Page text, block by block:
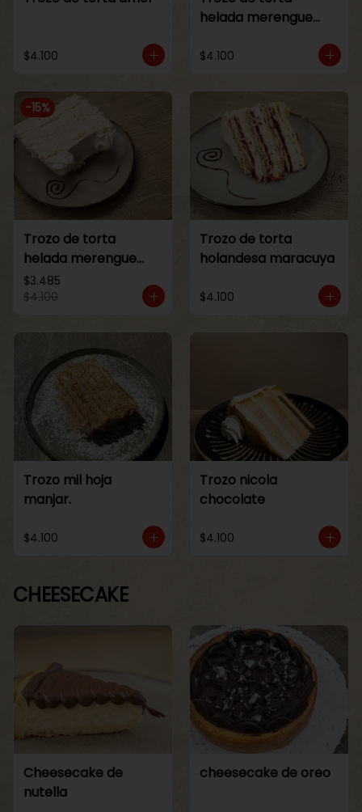
$4.100
helada merengue
$4.100
-15%
Trozo de torta
helada merengue
lucuma
$3.485
$4.100
Trozo de torta
holandesa maracuya
$4.100
Trozo mil hoja
manjar.
$4.100
Trozo nicola
chocolate
$4.100
CHEESECAKE
Cheesecake de
nutella
cheesecake de oreo